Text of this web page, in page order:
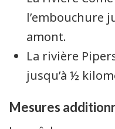
l’embouchure
amont.
La rivière
jusqu’à ½
Mesures